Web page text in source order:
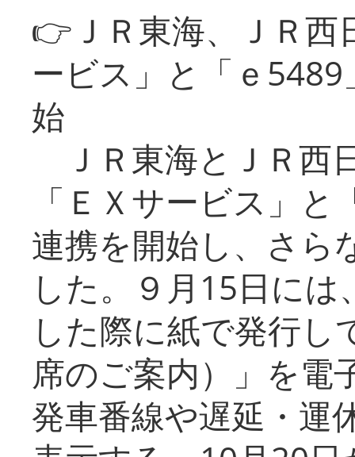
👉ＪＲ東海、ＪＲ
ービス」と「ｅ
始
ＪＲ東海とＪＲ西
「ＥＸサービス」
連携を開始し、さら
した。９月15日に
した際に紙で発行し
席のご案内）」を電
発車番線や遅延・運